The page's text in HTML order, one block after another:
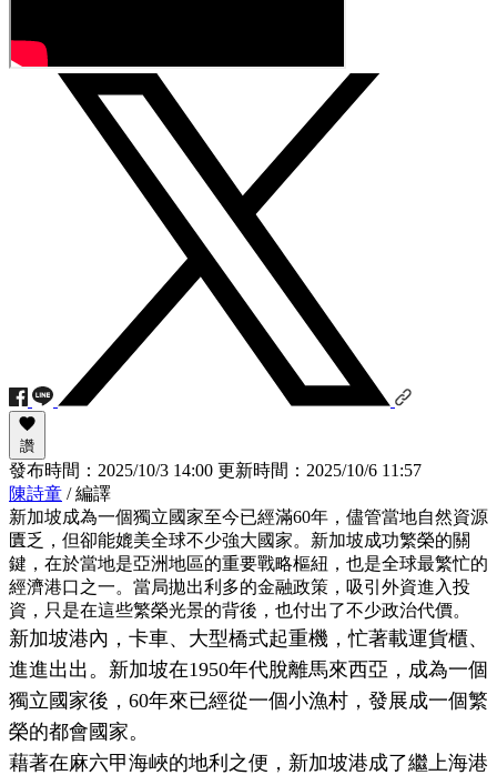
讚
發布時間： 2025/10/3 14:00 更新時間： 2025/10/6 11:57
陳詩童 / 編譯
新加坡成為一個獨立國家至今已經滿60年，儘管當地自然資源
匱乏，但卻能媲美全球不少強大國家。新加坡成功繁榮的關
鍵，在於當地是亞洲地區的重要戰略樞紐，也是全球最繁忙的
經濟港口之一。當局拋出利多的金融政策，吸引外資進入投
資，只是在這些繁榮光景的背後，也付出了不少政治代價。
新加坡港內，卡車、大型橋式起重機，忙著載運貨櫃、
進進出出。新加坡在1950年代脫離馬來西亞，成為一個
獨立國家後，60年來已經從一個小漁村，發展成一個繁
榮的都會國家。
藉著在麻六甲海峽的地利之便，新加坡港成了繼上海港